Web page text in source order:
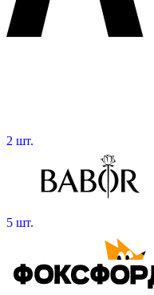
2 шт.
5 шт.